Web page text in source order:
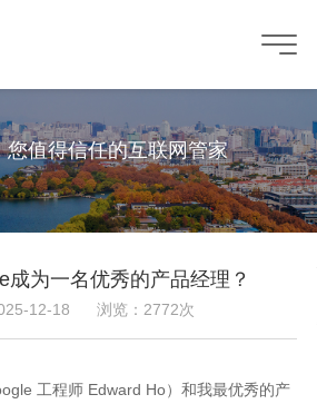
您值得信任的互联网管家
成为一名优秀的产品经理？
12-18 浏览：2772次
工程师 Edward Ho）和我最优秀的产